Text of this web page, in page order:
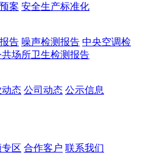
案 安全生产标准化
告 噪声检测报告 中央空调检
共场所卫生检测报告
态 公司动态 公示信息
区 合作客户 联系我们